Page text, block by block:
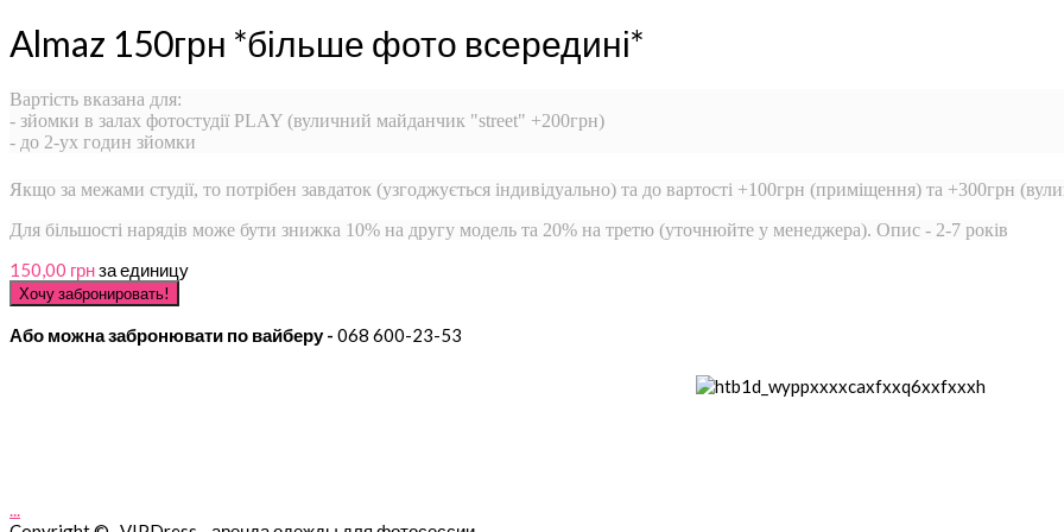
Almaz 150грн *більше фото всередині*
Вартість вказана для:
- зйомки в залах фотостудії PLAY (вуличний майданчик "street" +200грн)
- до 2-ух годин зйомки
Якщо за межами студії, то потрібен завдаток (узгоджується індивідуально) та до вартості +100грн (приміщення) та +300грн
Для більшості нарядів може бути знижка 10% на другу модель та 20% на третю (уточнюйте у менеджера). Опис - 2-7 років
150,00 грнза единицу
Або можна забронювати по вайберу - 068 600-23-53
...